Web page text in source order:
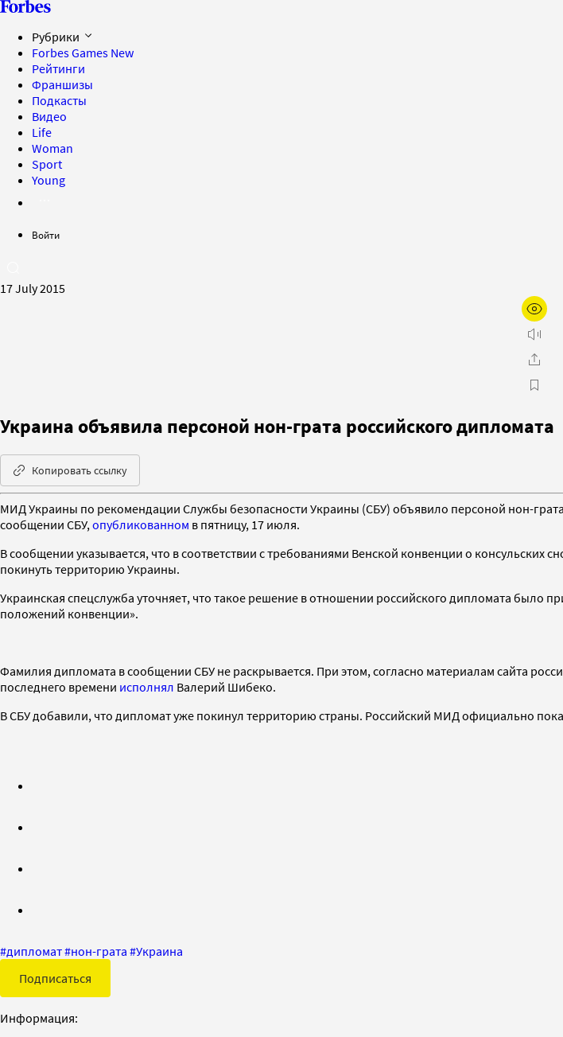
Рубрики
Forbes Games New
Рейтинги
Франшизы
Подкасты
Видео
Life
Woman
Sport
Young
Войти
17 July 2015
Украина объявила персоной нон-грата российского дипломата
Копировать ссылку
МИД Украины по рекомендации Службы безопасности Украины (СБУ) объявило персоной нон-
сообщении СБУ, опубликованном в пятницу, 17 июля.
В сообщении указывается, что в соответствии с требованиями Венской конвенции о консульских
покинуть территорию Украины.
Украинская спецслужба уточняет, что такое решение в отношении российского дипломата было
положений конвенции».
Фамилия дипломата в сообщении СБУ не раскрывается. При этом, согласно материалам сайта
последнего времени исполнял Валерий Шибеко.
В СБУ добавили, что дипломат уже покинул территорию страны. Российский МИД официально
#дипломат#нон-грата #Украина
Подписаться
Информация: